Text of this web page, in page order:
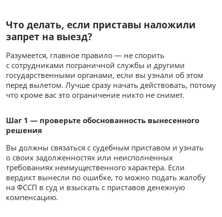
Что делать, если приставы наложили
запрет на выезд?
Разумеется, главное правило — не спорить
с сотрудниками пограничной службы и другими
государственными органами, если вы узнали об этом
перед вылетом. Лучше сразу начать действовать, потому
что кроме вас это ограничение никто не снимет.
Шаг 1 — проверьте обоснованность вынесенного
решения
Вы должны связаться с судебным приставом и узнать
о своих задолженностях или неисполненных
требованиях неимущественного характера. Если
вердикт вынесли по ошибке, то можно подать жалобу
на ФССП в суд и взыскать с приставов денежную
компенсацию.